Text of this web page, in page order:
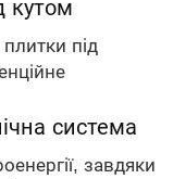
кутом
під
система
завдяки